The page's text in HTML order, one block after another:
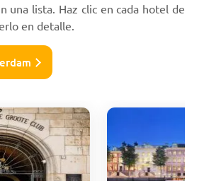
una lista. Haz clic en cada hotel de
en detalle.